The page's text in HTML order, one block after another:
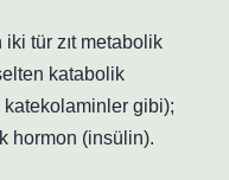
tür zıt metabolik
katabolik
gibi);
hormon (insülin).